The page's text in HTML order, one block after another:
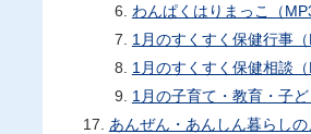
わんぱくはりまっこ（
1月のすくすく保健行事（
1月のすくすく保健相談（
1月の子育て・教育・子
あんぜん・あんしん暮らしの